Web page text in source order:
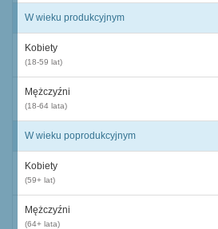
W wieku produkcyjnym
Kobiety
(18-59 lat)
Mężczyźni
(18-64 lata)
W wieku poprodukcyjnym
Kobiety
(59+ lat)
Mężczyźni
(64+ lata)